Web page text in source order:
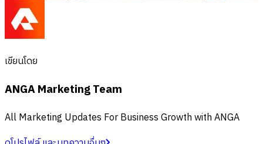
เขียนโดย
ANGA Marketing Team
All Marketing Updates For Business Growth with ANGA